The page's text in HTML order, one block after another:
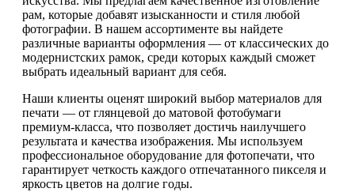
рам, которые добавят изысканности и стиля любой
фотографии. В нашем ассортименте вы найдете
различные варианты оформления — от классических до
модернистских рамок, среди которых каждый сможет
выбрать идеальный вариант для себя.
Наши клиенты оценят широкий выбор материалов для
печати — от глянцевой до матовой фотобумаги
премиум-класса, что позволяет достичь наилучшего
результата и качества изображения. Мы используем
профессиональное оборудование для фотопечати, что
гарантирует четкость каждого отпечатанного пикселя и
яркость цветов на долгие годы.